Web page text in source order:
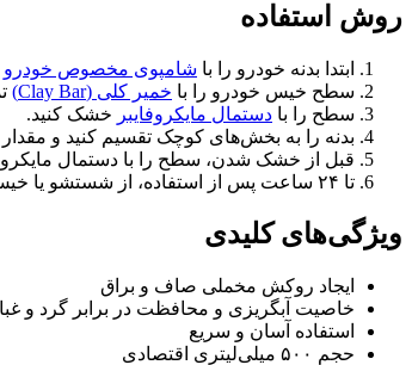
روش استفاده
ابتدا بدنه خودرو را با شامپوی مخصوص خودرو
سطح خیس خودرو را با خمیر کلی (Clay Bar)
سطح را با دستمال مایکروفایبر خشک کنید.
بدنه را به بخش‌های کوچک تقسیم کنید و
قبل از خشک شدن، سطح را با دستمال
تا ۲۴ ساعت پس از استفاده، از شستشو یا خیس شدن بدنه جلوگیری کنید.
ویژگی‌های کلیدی
ایجاد روکش مخملی صاف و براق
خاصیت آبگریزی و محافظت در برابر گرد و
استفاده آسان و سریع
حجم ۵۰۰ میلی‌لیتری اقتصادی